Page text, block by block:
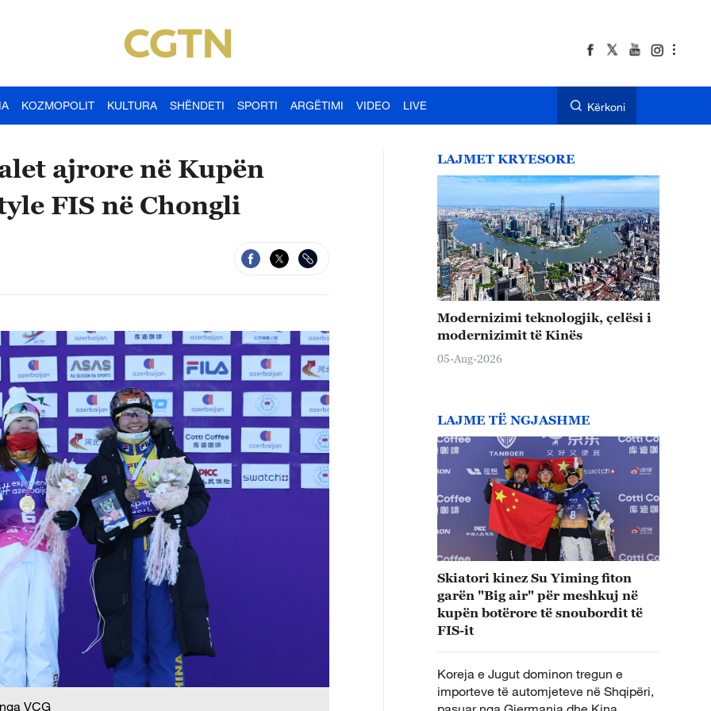
KOZMOPOLIT KULTURA SHËNDETI SPORTI ARGËTIMI VIDEO LIVE Kërkoni
ajrore në Kupën
FIS në Chongli
VCG
LAJMET KRYESORE
Modernizimi teknologjik, çelësi i
modernizimit të Kinës
05-Aug-2026
LAJME TË NGJASHME
Skiatori kinez Su Yiming fiton
garën "Big air" për meshkuj në
kupën botërore të snoubordit të
FIS-it
Koreja e Jugut dominon tregun e
importeve të automjeteve në Shqipëri,